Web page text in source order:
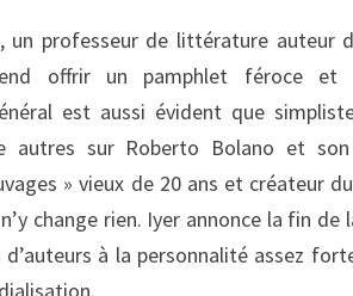
un professeur de littérature auteur
offrir un pamphlet féroce et
est aussi évident que
autres sur Roberto Bolano et
» vieux de 20 ans et créateur
change rien. Iyer annonce la fin
d’auteurs à la personnalité assez